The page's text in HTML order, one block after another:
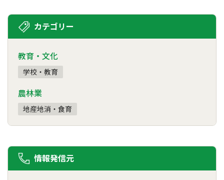
カテゴリー
教育・文化
学校・教育
農林業
地産地消・食育
情報発信元